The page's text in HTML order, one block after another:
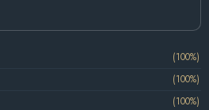
(100%)
(100%)
(100%)